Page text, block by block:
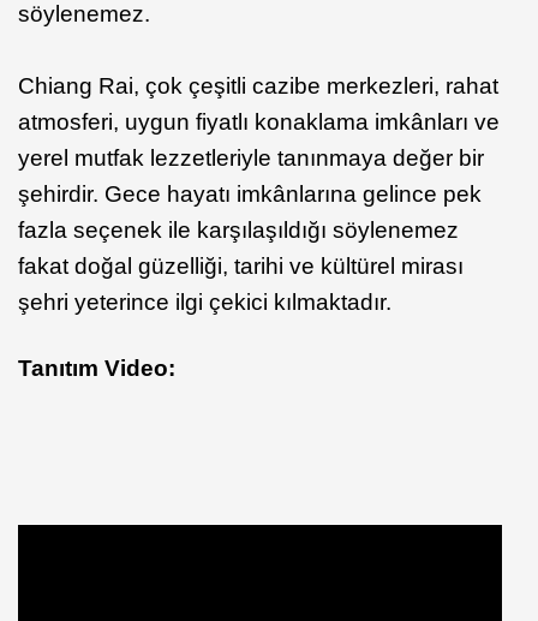
söylenemez.
Chiang Rai, çok çeşitli cazibe merkezleri, rahat
atmosferi, uygun fiyatlı konaklama imkânları ve
yerel mutfak lezzetleriyle tanınmaya değer bir
şehirdir. Gece hayatı imkânlarına gelince pek
fazla seçenek ile karşılaşıldığı söylenemez
fakat doğal güzelliği, tarihi ve kültürel mirası
şehri yeterince ilgi çekici kılmaktadır.
Tanıtım Video: